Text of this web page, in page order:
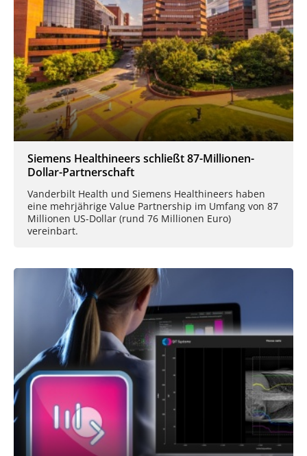
Siemens Healthineers schließt 87-Millionen-
Dollar-Partnerschaft
Vanderbilt Health und Siemens Healthineers haben
eine mehrjährige Value Partnership im Umfang von 87
Millionen US-Dollar (rund 76 Millionen Euro)
vereinbart.